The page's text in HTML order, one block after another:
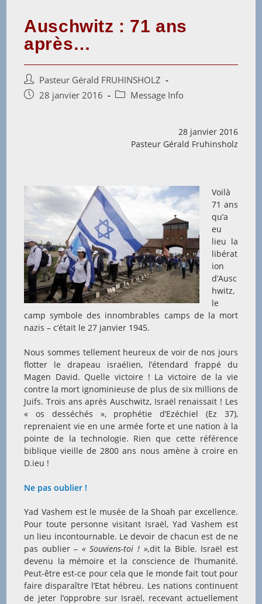
Auschwitz : 71 ans
après…
Auteur/autrice
de
Pasteur Gérald FRUHINSHOLZ
Post28 janvier 2016
PostMessage Info
28 janvier 2016
Pasteur Gérald Fruhinsholz
Voilà
71 ans
qu’a
eu
lieu la
libérat
ion
d’Ausc
hwitz,
le
camp symbole des innombrables camps de la mort
nazis – c’était le 27 janvier 1945.
Nous sommes tellement heureux de voir de nos jours
flotter le drapeau israélien, l’étendard frappé du
Magen David. Quelle victoire ! La victoire de la vie
contre la mort ignominieuse de plus de six millions de
Juifs. Trois ans après Auschwitz, Israël renaissait ! Les
« os desséchés », prophétie d’Ezéchiel (Ez 37),
reprenaient vie en une armée forte et une nation à la
pointe de la technologie. Rien que cette référence
biblique vieille de 2800 ans nous amène à croire en
D.ieu !
Ne pas oublier !
Yad Vashem est le musée de la Shoah par excellence.
Pour toute personne visitant Israël, Yad Vashem est
un lieu incontournable. Le devoir de chacun est de ne
pas oublier – « Souviens-toi ! »,dit la Bible. Israël est
devenu la mémoire et la conscience de l’humanité.
Peut-être est-ce pour cela que le monde fait tout pour
faire disparaître l’Etat hébreu. Les nations continuent
de jeter l’opprobre sur Israël, recevant actuellement